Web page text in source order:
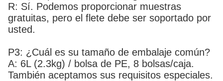
R: Sí. Podemos proporcionar muestras
gratuitas, pero el flete debe ser soportado por
usted.
P3: ¿Cuál es su tamaño de embalaje común?
A: 6L (2.3kg) / bolsa de PE, 8 bolsas/caja.
También aceptamos sus requisitos especiales.